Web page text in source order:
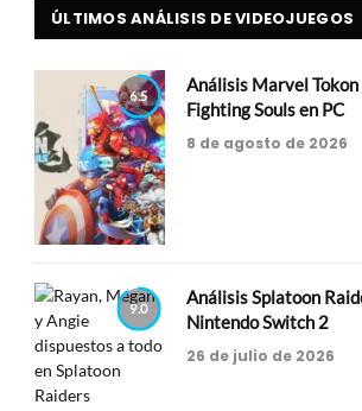
ÚLTIMOS ANÁLISIS DE VIDEOJUEGOS
6.5
Análisis Marvel Tokon
Fighting Souls en PC
8 de agosto de 2026
9.0
Análisis Splatoon
Nintendo Switch 2
26 de julio de 2026